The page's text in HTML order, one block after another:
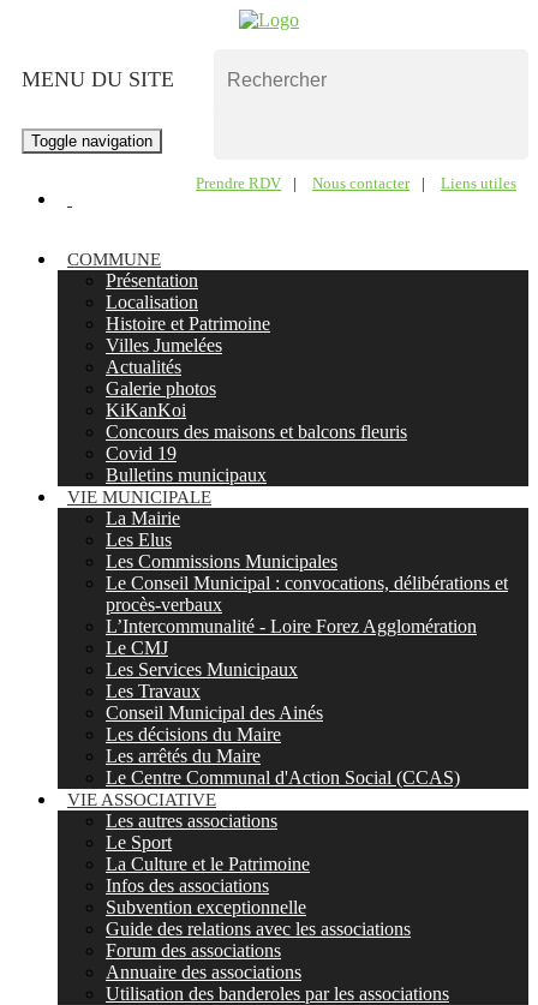
Prendre RDV | Nous contacter | Liens utiles
MENU DU SITE
Toggle navigation
COMMUNE
Présentation
Localisation
Histoire et Patrimoine
Villes Jumelées
Actualités
Galerie photos
KiKanKoi
Concours des maisons et balcons fleuris
Covid 19
Bulletins municipaux
VIE MUNICIPALE
La Mairie
Les Elus
Les Commissions Municipales
Le Conseil Municipal : convocations, délibérations et
procès-verbaux
L’Intercommunalité - Loire Forez Agglomération
Le CMJ
Les Services Municipaux
Les Travaux
Conseil Municipal des Ainés
Les décisions du Maire
Les arrêtés du Maire
Le Centre Communal d'Action Social (CCAS)
VIE ASSOCIATIVE
Les autres associations
Le Sport
La Culture et le Patrimoine
Infos des associations
Subvention exceptionnelle
Guide des relations avec les associations
Forum des associations
Annuaire des associations
Utilisation des banderoles par les associations